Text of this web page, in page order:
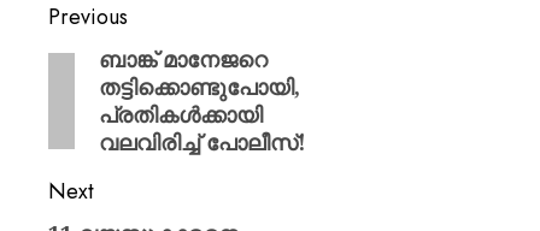
Previous
ബാങ്ക് മാനേജറെ
തട്ടിക്കൊണ്ടുപോയി,
പ്രതികൾക്കായി
വലവിരിച്ച് പോലീസ്!
Next